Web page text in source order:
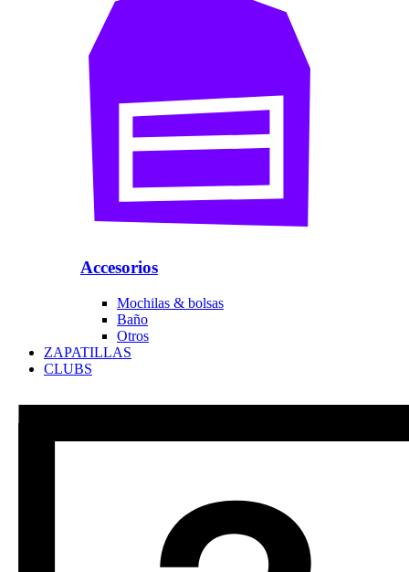
Accesorios
Mochilas & bolsas
Baño
Otros
ZAPATILLAS
CLUBS